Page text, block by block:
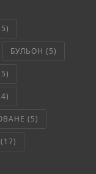
БУЛЬОН (5)
(5)
(17)